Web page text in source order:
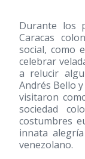
Durante los
Caracas
social, como
celebrar
a relucir
Andrés Bello
visitaron
sociedad
costumbres
innata
venezolano.